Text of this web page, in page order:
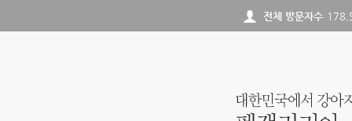
전체 방문자수